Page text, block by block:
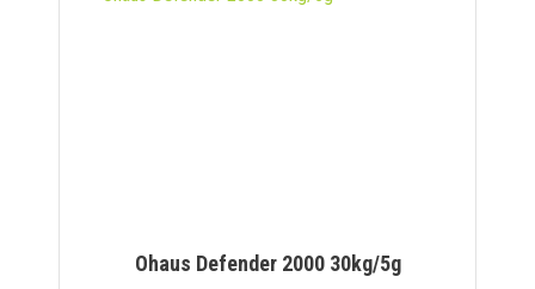
Ohaus Defender 2000 30kg/5g